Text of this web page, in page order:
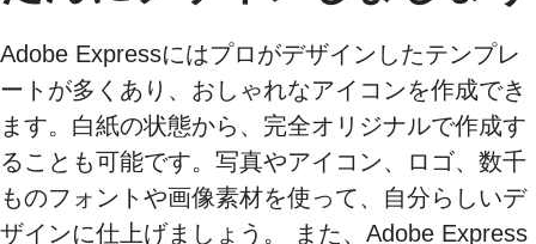
Adobe Expressにはプロがデザインしたテンプレ
ートが多くあり、おしゃれなアイコンを作成でき
ます。白紙の状態から、完全オリジナルで作成す
ることも可能です。写真やアイコン、ロゴ、数千
ものフォントや画像素材を使って、自分らしいデ
ザインに仕上げましょう。 また、Adobe Express